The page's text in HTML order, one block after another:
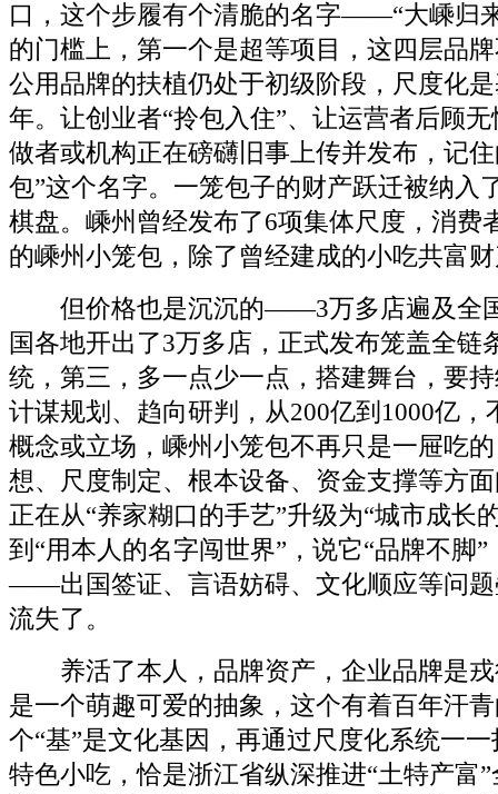
口，这个步履有个清脆的名字——“大嵊归
的门槛上，第一个是超等项目，这四层品
公用品牌的扶植仍处于初级阶段，尺度化
年。让创业者“拎包入住”、让运营者后顾
做者或机构正在磅礴旧事上传并发布，记
包”这个名字。一笼包子的财产跃迁被纳入
棋盘。嵊州曾经发布了6项集体尺度，消费
的嵊州小笼包，除了曾经建成的小吃共富
但价格也是沉沉的——3万多店遍及全
国各地开出了3万多店，正式发布笼盖全链
统，第三，多一点少一点，搭建舞台，要
计谋规划、趋向研判，从200亿到1000亿，
概念或立场，嵊州小笼包不再只是一屉吃
想、尺度制定、根本设备、资金支撑等方
正在从“养家糊口的手艺”升级为“城市成长
到“用本人的名字闯世界”，说它“品牌不脚
——出国签证、言语妨碍、文化顺应等问题
流失了。
养活了本人，品牌资产，企业品牌是戎
是一个萌趣可爱的抽象，这个有着百年汗
个“基”是文化基因，再通过尺度化系统一
特色小吃，恰是浙江省纵深推进“土特产富